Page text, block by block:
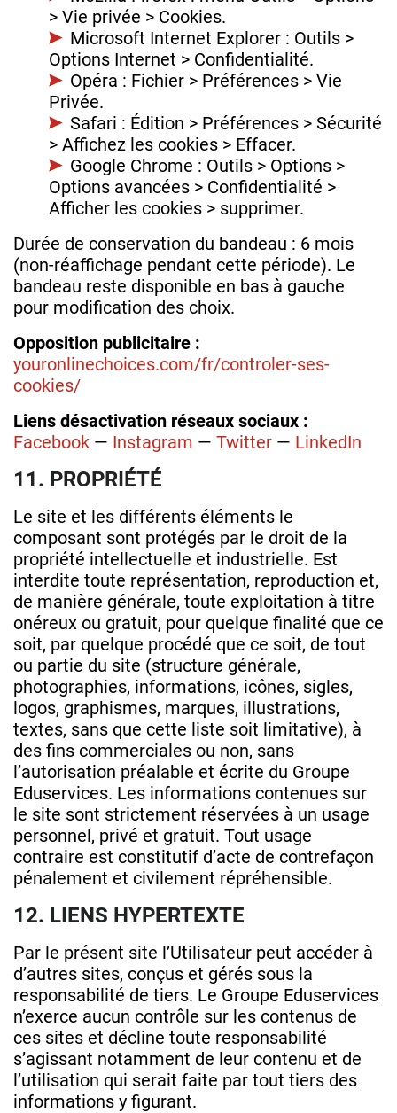
> Vie privée > Cookies.
Microsoft Internet Explorer : Outils >
Options Internet > Confidentialité.
Opéra : Fichier > Préférences > Vie
Privée.
Safari : Édition > Préférences > Sécurité
> Affichez les cookies > Effacer.
Google Chrome : Outils > Options >
Options avancées > Confidentialité >
Afficher les cookies > supprimer.
Durée de conservation du bandeau : 6 mois
(non-réaffichage pendant cette période). Le
bandeau reste disponible en bas à gauche
pour modification des choix.
Opposition publicitaire :
youronlinechoices.com/fr/controler-ses-
cookies/
Liens désactivation réseaux sociaux :
Facebook — Instagram — Twitter — LinkedIn
11. PROPRIÉTÉ
Le site et les différents éléments le
composant sont protégés par le droit de la
propriété intellectuelle et industrielle. Est
interdite toute représentation, reproduction et,
de manière générale, toute exploitation à titre
onéreux ou gratuit, pour quelque finalité que ce
soit, par quelque procédé que ce soit, de tout
ou partie du site (structure générale,
photographies, informations, icônes, sigles,
logos, graphismes, marques, illustrations,
textes, sans que cette liste soit limitative), à
des fins commerciales ou non, sans
l’autorisation préalable et écrite du Groupe
Eduservices. Les informations contenues sur
le site sont strictement réservées à un usage
personnel, privé et gratuit. Tout usage
contraire est constitutif d’acte de contrefaçon
pénalement et civilement répréhensible.
12. LIENS HYPERTEXTE
Par le présent site l’Utilisateur peut accéder à
d’autres sites, conçus et gérés sous la
responsabilité de tiers. Le Groupe Eduservices
n’exerce aucun contrôle sur les contenus de
ces sites et décline toute responsabilité
s’agissant notamment de leur contenu et de
l’utilisation qui serait faite par tout tiers des
informations y figurant.